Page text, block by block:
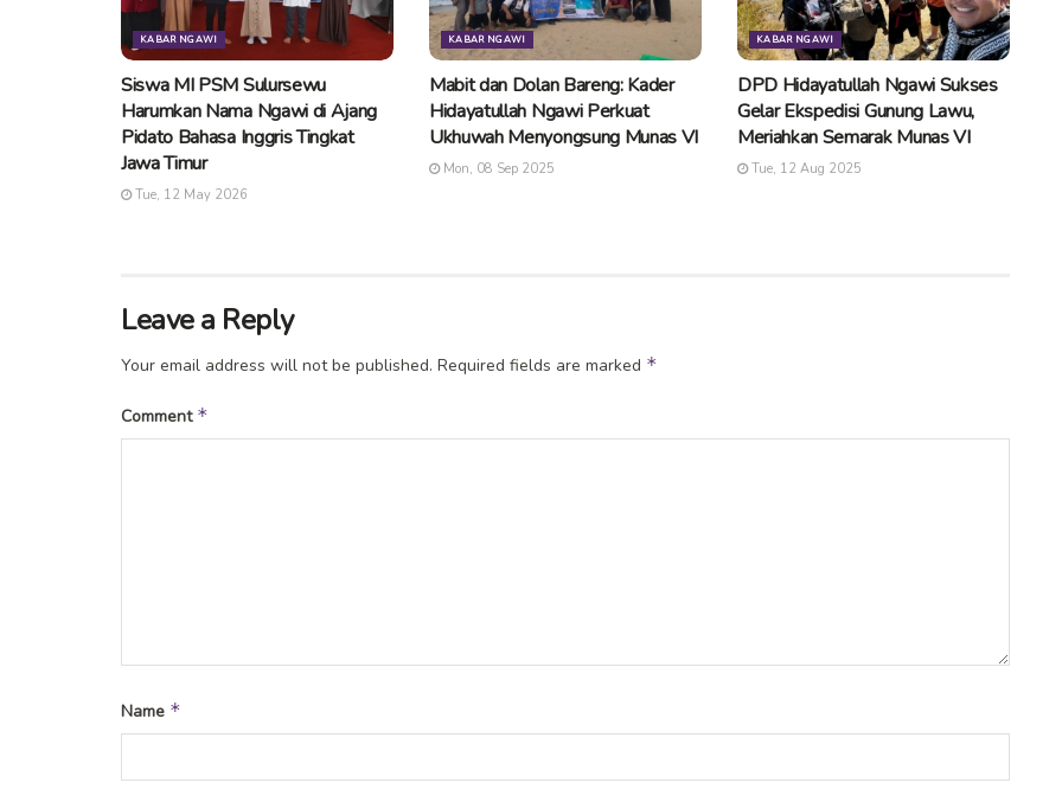
KABAR NGAWI
Siswa MI PSM Sulursewu
Harumkan Nama Ngawi di Ajang
Pidato Bahasa Inggris Tingkat
Jawa Timur
Tue, 12 May 2026
KABAR NGAWI
Mabit dan Dolan Bareng: Kader
Hidayatullah Ngawi Perkuat
Ukhuwah Menyongsung Munas VI
Mon, 08 Sep 2025
KABAR NGAWI
DPD Hidayatullah Ngawi Sukses
Gelar Ekspedisi Gunung Lawu,
Meriahkan Semarak Munas VI
Tue, 12 Aug 2025
Leave a Reply
Your email address will not be published. Required fields are marked *
Comment *
Name *